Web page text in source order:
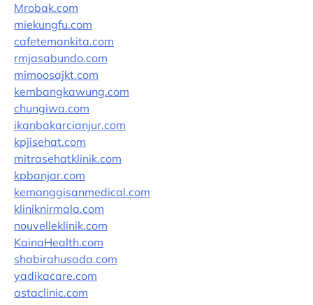
Mrobak.com
miekungfu.com
cafetemankita.com
rmjasabundo.com
mimoosajkt.com
kembangkawung.com
chungiwa.com
ikanbakarcianjur.com
kpjisehat.com
mitrasehatklinik.com
kpbanjar.com
kemanggisanmedical.com
kliniknirmala.com
nouvelleklinik.com
KainaHealth.com
shabirahusada.com
yadikacare.com
astaclinic.com